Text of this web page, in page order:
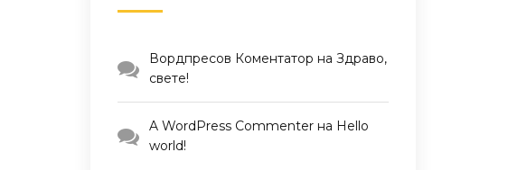
Вордпресов Коментатор на Здраво,
свете!
A WordPress Commenter на Hello
world!